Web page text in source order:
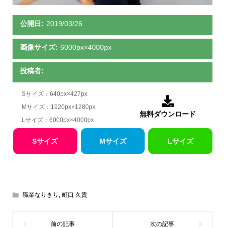
公開日: 2019/03/26
画像サイズ: 6000px×4000px
投稿者:
Sサイズ：640px×427px
Mサイズ：1920px×1280px
Lサイズ：6000px×4000px

無料ダウンロード
Sサイズ Mサイズ Lサイズ
職業なりきり , 町口 久貴